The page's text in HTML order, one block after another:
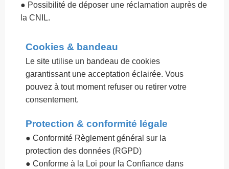
● Possibilité de déposer une réclamation auprès de
la CNIL.
Cookies & bandeau
Le site utilise un bandeau de cookies
garantissant une acceptation éclairée. Vous
pouvez à tout moment refuser ou retirer votre
consentement.
Protection & conformité légale
● Conformité Règlement général sur la
protection des données (RGPD)
● Conforme à la Loi pour la Confiance dans